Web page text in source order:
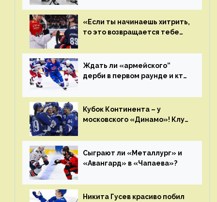
«Если ты начинаешь хитрить,
то это возвращается тебе
Ждать ли «армейского”
дерби в первом раунде и кто
Главные интриги последнего
дня «регулярки” КХЛ
Кубок Континента – у
московского «Динамо»! Клуб
сезон
Сыграют ли «Металлург» и
«Авангард» в «Чапаева»?
Никита Гусев красиво побил